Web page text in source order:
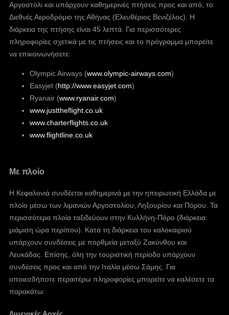
Αργοστόλι και υπάρχουν καθημερινές πτήσεις προς και από, το
Διεθνές Αεροδρόμιο της Αθήνας (Ελευθέριος Βενιζέλος). Η
διάρκεια της πτήσης είναι 45 λεπτά. Για περισσότερες
πληροφορίες σχετικά με τις πτήσεις και το πρόγραμμα μπορείτε
να επικοινωνήσετε:
Olympic Airways (www.olympic-airways.com)
Easyjet (http://www.easyjet.com)
Ryanair (www.ryanair.com)
www.justtheflight.co.uk
www.charterflights.co.uk
www.flightline.co.uk
Με πλοίο
Η Κεφαλονιά συνδέεται καθημερινά με την ηπειρωτική Ελλάδα με
πλοίο μέσω των λιμανιών Αργοστολίου, Ληξουρίου και Πόρου. Τα
περισσότερα πλοία ταξιδεύουν στην Κυλλήνη-Πόρο (διάρκεια:
μιάμιση ώρα περίπου). Κατά τη διάρκεια του καλοκαιριού
υπάρχουν συνδέσεις με πορθμεία μεταξύ Ζακύνθου και
Λευκάδας. Επίσης, όλη την τουριστική περίοδο υπάρχουν
συνδέσεις προς και από την Ιταλία μέσω Σάμης. Για
οποιεσδήποτε περαιτέρω πληροφορίες μπορείτε να καλέσετε τα
παρακάτω:
Λιμενικές Αρχές